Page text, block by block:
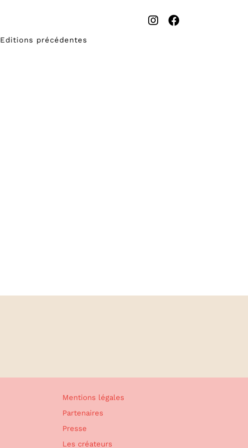
Editions précédentes
Mentions légales
Partenaires
Presse
Les créateurs